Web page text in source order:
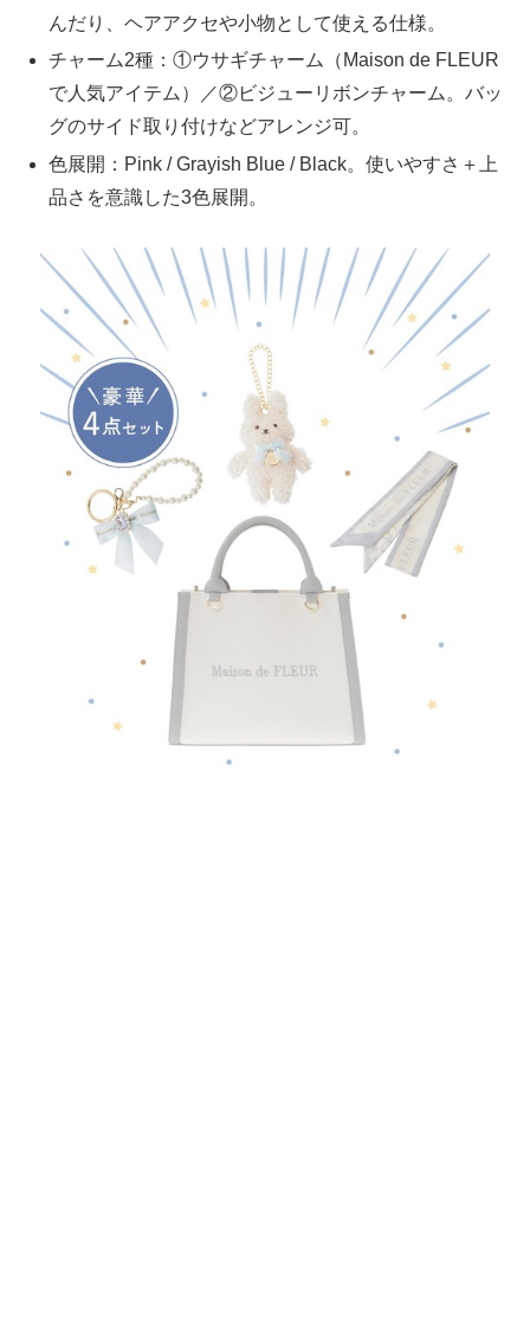
んだり、ヘアアクセや小物として使える仕様。
チャーム2種：①ウサギチャーム（Maison de FLEUR
で人気アイテム）／②ビジューリボンチャーム。バッ
グのサイド取り付けなどアレンジ可。
色展開：Pink / Grayish Blue / Black。使いやすさ＋上
品さを意識した3色展開。